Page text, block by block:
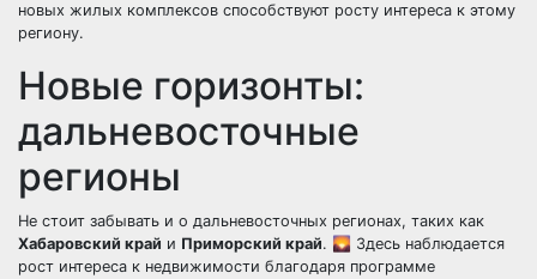
новых жилых комплексов способствуют росту интереса к этому
региону.
Новые горизонты:
дальневосточные
регионы
Не стоит забывать и о дальневосточных регионах, таких как
Хабаровский край и Приморский край. 🌄 Здесь наблюдается
рост интереса к недвижимости благодаря программе